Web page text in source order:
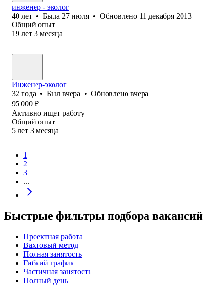
инженер - эколог
40 лет • Была 27 июля • Обновлено 11 декабря 2013
Общий опыт
19 лет 3 месяца
Инженер-эколог
32 года • Был вчера • Обновлено вчера
95 000 ₽
Активно ищет работу
Общий опыт
5 лет 3 месяца
1
2
3
...
Быстрые фильтры подбора вакансий
Проектная работа
Вахтовый метод
Полная занятость
Гибкий график
Частичная занятость
Полный день